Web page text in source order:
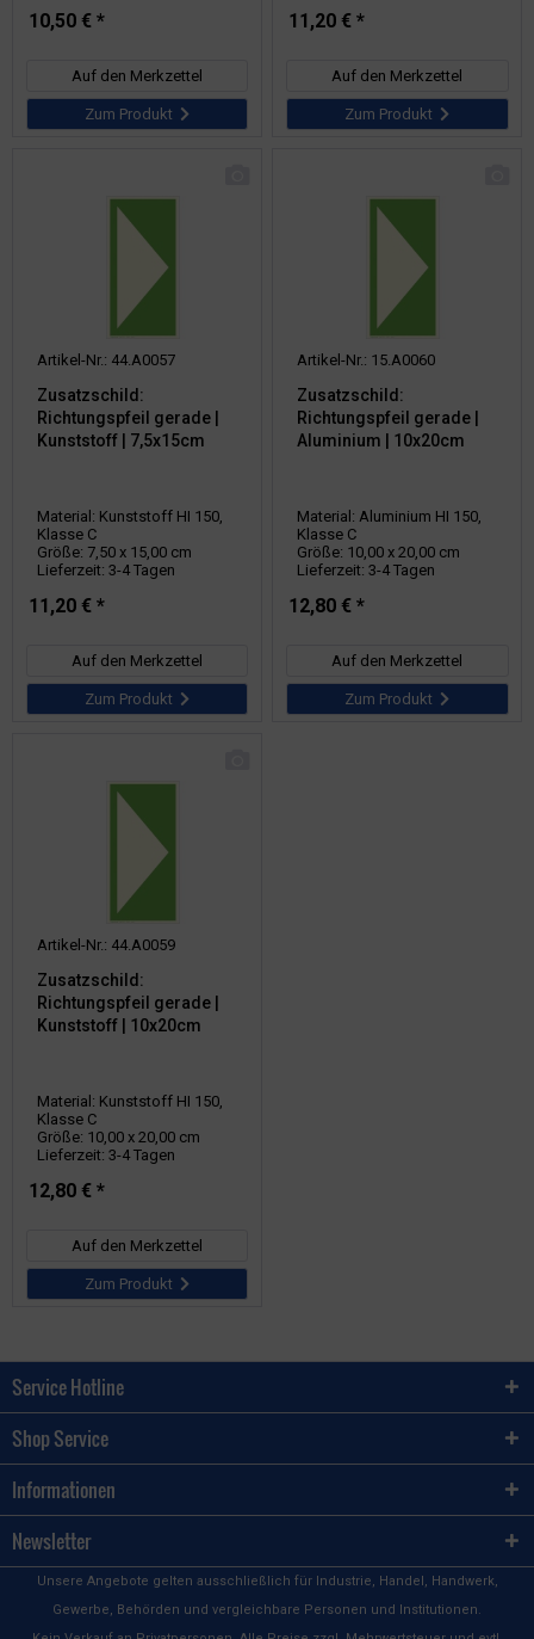
10,50 € *
Auf den Merkzettel
Zum Produkt
11,20 € *
Auf den Merkzettel
Zum Produkt
Artikel-Nr.: 44.A0057
Zusatzschild:
Richtungspfeil gerade |
Kunststoff | 7,5x15cm
Material: Kunststoff HI 150,
Klasse C
Größe: 7,50 x 15,00 cm
Lieferzeit: 3-4 Tagen
11,20 € *
Auf den Merkzettel
Zum Produkt
Artikel-Nr.: 15.A0060
Zusatzschild:
Richtungspfeil gerade |
Aluminium | 10x20cm
Material: Aluminium HI 150,
Klasse C
Größe: 10,00 x 20,00 cm
Lieferzeit: 3-4 Tagen
12,80 € *
Auf den Merkzettel
Zum Produkt
Artikel-Nr.: 44.A0059
Zusatzschild:
Richtungspfeil gerade |
Kunststoff | 10x20cm
Material: Kunststoff HI 150,
Klasse C
Größe: 10,00 x 20,00 cm
Lieferzeit: 3-4 Tagen
12,80 € *
Auf den Merkzettel
Zum Produkt
Service Hotline
Shop Service
Informationen
Newsletter
Unsere Angebote gelten ausschließlich für Industrie, Handel, Handwerk,
Gewerbe, Behörden und vergleichbare Personen und Institutionen.